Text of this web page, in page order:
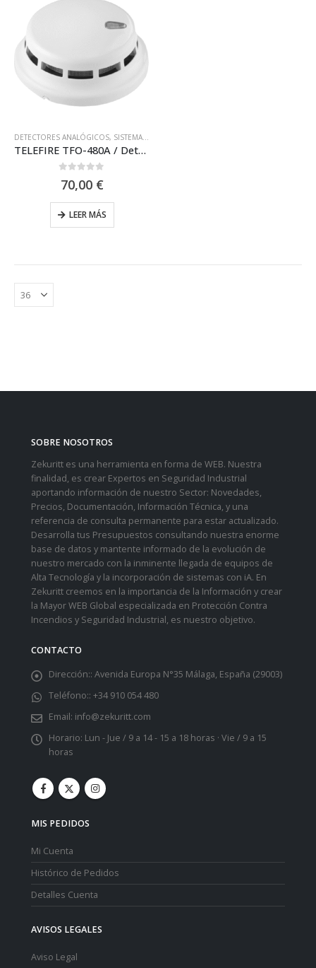
DETECTORES ANALÓGICOS, SISTEMA ANALÓGICO TELEFIRE
TELEFIRE TFO-480A / Detector De Humo Fotoeléctrico Direccionable
70,00 €
LEER MÁS
SOBRE NOSOTROS
Zekuritt es una herramienta en forma de WEB. Nuestra
finalidad, es crear Expertos en Seguridad Industrial
aportando información de nuestro Sector: Novedades,
Precios, Documentación, Información Técnica, y una
referencia de consulta permanente para estar actualizado.
Desarrolla tus Presupuestos consultando nuestra enorme
base de datos y mantente informado de la evolución de
nuestro mercado con la inminente llegada de equipos de
Alta Tecnología y la incorporación de sistemas con iA. En
Zekuritt creemos en la importancia de la Información y crear
la Mayor WEB Global especializada en Protección Contra
Incendios y Seguridad Industrial, es nuestro objetivo.
CONTACTO
Dirección:: Avenida Europa N°35 Málaga, España (29003)
Teléfono:: +34 910 054 480
Email: info@zekuritt.com
Horario: Lun - Jue / 9 a 14 - 15 a 18 horas · Vie / 9 a 15
horas
MIS PEDIDOS
Mi Cuenta
Histórico de Pedidos
Detalles Cuenta
AVISOS LEGALES
Aviso Legal